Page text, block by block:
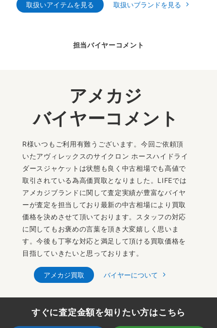
取扱いアイテムを見る 取扱いブランドを見る
担当バイヤーコメント
アメカジ
バイヤーコメント
R様いつもご利用有難うございます。今回ご依頼頂
いたアヴィレックスのサイクロン ホースハイドライ
ダースジャケットは状態も良く中古相場でも高値で
取引されている為高価買取となりました。LIFEでは
アメカジブランドに関して査定実績が豊富なバイヤ
ーが査定を担当しており最新の中古相場により買取
価格を決めさせて頂いております。スタッフの対応
に関してもお褒めの言葉を頂き大変嬉しく思いま
す。今後も丁寧な対応と満足して頂ける買取価格を
目指していきたいと思っております。
アメカジ買取 バイヤーについて
すぐに査定金額を知りたい方はこちら